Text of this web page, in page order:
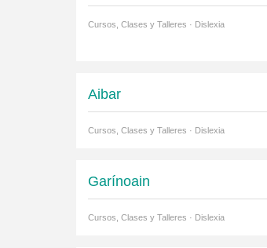
Cursos, Clases y Talleres · Dislexia
Aibar
Cursos, Clases y Talleres · Dislexia
Garínoain
Cursos, Clases y Talleres · Dislexia